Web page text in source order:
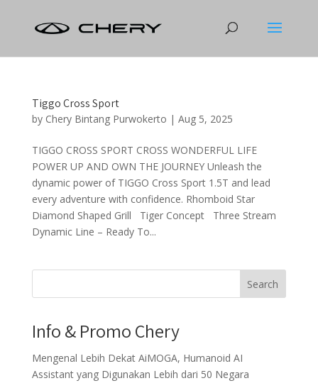
Tiggo Cross Sport
by Chery Bintang Purwokerto | Aug 5, 2025
TIGGO CROSS SPORT CROSS WONDERFUL LIFE
POWER UP AND OWN THE JOURNEY Unleash the
dynamic power of TIGGO Cross Sport 1.5T and lead
every adventure with confidence. Rhomboid Star
Diamond Shaped Grill Tiger Concept Three Stream
Dynamic Line – Ready To...
Search
Info & Promo Chery
Mengenal Lebih Dekat AiMOGA, Humanoid AI
Assistant yang Digunakan Lebih dari 50 Negara